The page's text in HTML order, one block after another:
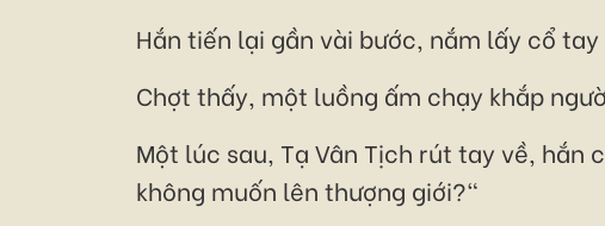
Hắn tiến lại gần vài bước, nắm lấy cổ
Chợt thấy, một luồng ấm chạy khắp
Một lúc sau, Tạ Vân Tịch rút tay về,
không muốn lên thượng giới?"